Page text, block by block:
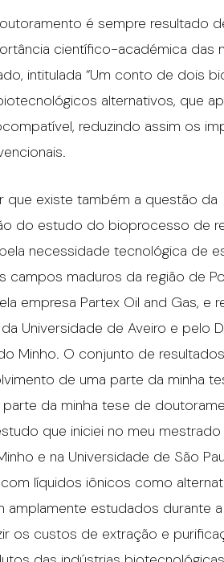
é sempre resultado
científico-académica das
intitulada “Um conto de dois
alternativos, que
reduzindo assim os
que existe também a questão da
do estudo do bioprocesso de
necessidade tecnológica de
maduros da região de
empresa Partex Oil and Gas, e
Universidade de Aveiro e pelo
Minho. O conjunto de
de uma parte da minha
da minha tese de
que iniciei no meu mestrado
e na Universidade de São
líquidos iônicos como
estudados durante
os custos de extração e